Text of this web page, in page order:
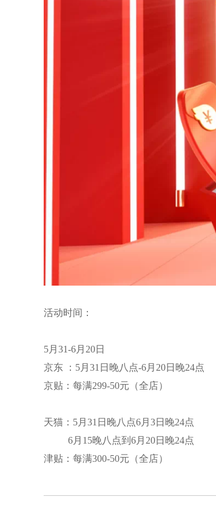
活动时间：
5月31-6月20日
京东 ：5月31日晚八点-6月20日晚24点
京贴：每满299-50元（全店）
天猫：5月31日晚八点6月3日晚24点
6月15晚八点到6月20日晚24点
津贴：每满300-50元（全店）